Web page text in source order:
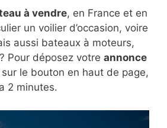
à vendre, en France et en
un voilier d’occasion, voire
aussi bateaux à moteurs,
Pour déposez votre annonce
le bouton en haut de page,
2 minutes.